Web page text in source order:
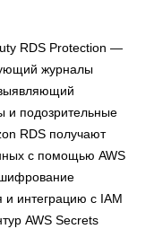
RDS Protection —
журналы
и подозрительные
RDS получают
с помощью AWS
и интеграцию с IAM
AWS Secrets